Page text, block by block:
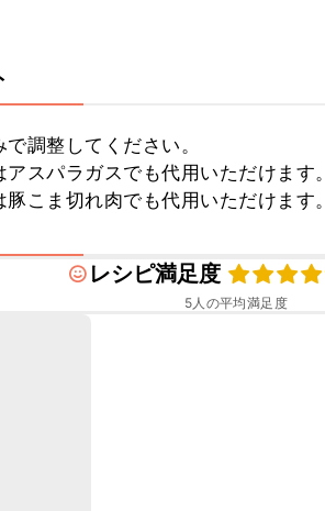
調整してください。
スパラガスでも代用いただけます。
こま切れ肉でも代用いただけます。
レシピ満足度
5人の平均満足度